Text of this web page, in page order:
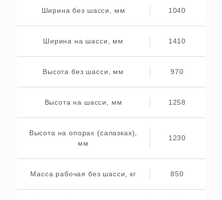
Ширина без шасси, мм 1040
Ширина на шасси, мм 1410
Высота без шасси, мм 970
Высота на шасси, мм 1258
Высота на опорах (салазках),
мм
1230
Масса рабочая без шасси, кг 850